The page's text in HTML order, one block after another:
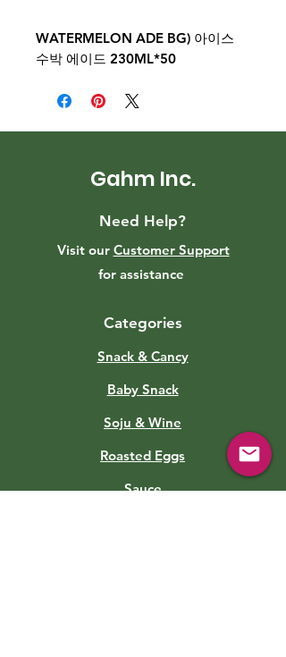
WATERMELON ADE BG) 아이스
수박 에이드 230ML*50
Gahm Inc.
Need Help?
Visit our Customer Support
for assistance
Categories
Snack & Cancy
Baby Snack
Soju & Wine
Roasted Eggs
Sauce